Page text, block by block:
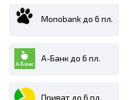
Monobank до 6 пл.
А-Банк до 6 пл.
Приват до 6 пл.